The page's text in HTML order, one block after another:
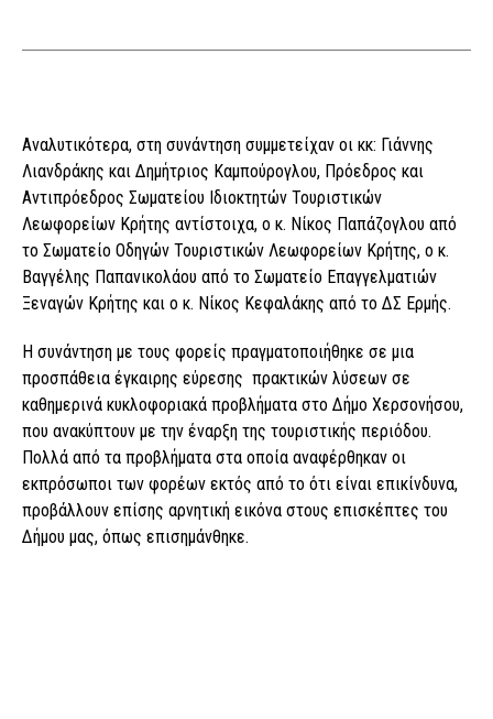
Αναλυτικότερα, στη συνάντηση συμμετείχαν οι κκ: Γιάννης
Λιανδράκης και Δημήτριος Καμπούρογλου, Πρόεδρος και
Αντιπρόεδρος Σωματείου Ιδιοκτητών Τουριστικών
Λεωφορείων Κρήτης αντίστοιχα, ο κ. Νίκος Παπάζογλου από
το Σωματείο Οδηγών Τουριστικών Λεωφορείων Κρήτης, ο κ.
Βαγγέλης Παπανικολάου από το Σωματείο Επαγγελματιών
Ξεναγών Κρήτης και ο κ. Νίκος Κεφαλάκης από το ΔΣ Ερμής.
Η συνάντηση με τους φορείς πραγματοποιήθηκε σε μια
προσπάθεια έγκαιρης εύρεσης πρακτικών λύσεων σε
καθημερινά κυκλοφοριακά προβλήματα στο Δήμο Χερσονήσου,
που ανακύπτουν με την έναρξη της τουριστικής περιόδου.
Πολλά από τα προβλήματα στα οποία αναφέρθηκαν οι
εκπρόσωποι των φορέων εκτός από το ότι είναι επικίνδυνα,
προβάλλουν επίσης αρνητική εικόνα στους επισκέπτες του
Δήμου μας, όπως επισημάνθηκε.